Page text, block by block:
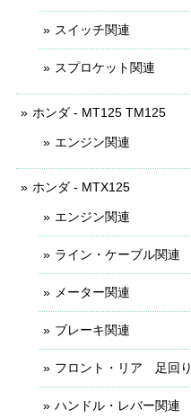
スイッチ関連
スプロケット関連
ホンダ - MT125 TM125
エンジン関連
ホンダ - MTX125
エンジン関連
ライン・ケーブル関連
メーター関連
ブレーキ関連
フロント・リア 足回り
ハンドル・レバー関連